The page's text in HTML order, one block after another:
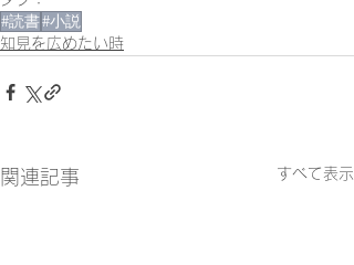
#読書#小説
知見を広めたい時
関連記事 すべて表示